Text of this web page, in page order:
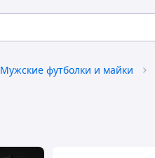
Мужские футболки и майки